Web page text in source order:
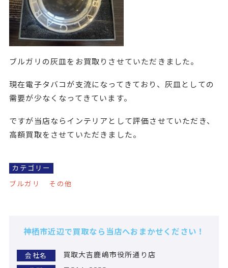
ブルガリの灰皿をお買取りさせていただきました。
現在電子タバコが支流になってきており、灰皿としての
需要が少なくなってきています。
ですが当店ならインテリアとして評価させていただき、
高額買取をさせていただきました。
カテゴリー
ブルガリ
その他
神栖市近辺で買取なら当店へおまかせください！
会社名 買取大吉鹿嶋市役所通り店